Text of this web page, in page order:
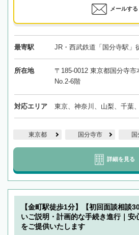
メールする
最寄駅 JR・西武鉄道「国分寺駅」
所在地
〒185-0012 東京都国分寺
No.2-6階
対応エリア 東京、神奈川、山梨、千葉
東京都 国分寺市
詳細を見る
【金町駅徒歩1分】【初回面談相談
いご説明・計画的な手続き進行｜安
をご提供いたします